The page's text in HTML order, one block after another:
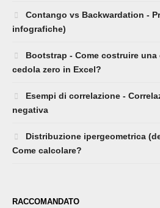
Contango vs Backwardation -
infografiche)
Bootstrap - Come costruire
cedola zero in Excel?
Esempi di correlazione -
negativa
Distribuzione ipergeometrica
Come calcolare?
RACCOMANDATO